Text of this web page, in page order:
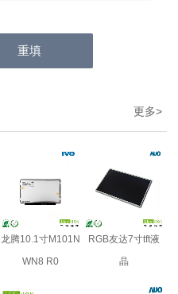
更多>
龙腾10.1寸M101N
WN8 R0
RGB友达7寸tft液
晶